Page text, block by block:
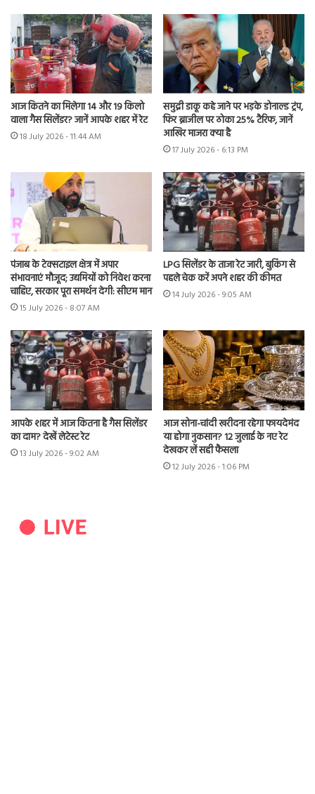
आज कितने का मिलेगा 14 और 19 किलो
वाला गैस सिलेंडर? जानें आपके शहर में रेट
18 July 2026 - 11:44 AM
समुद्री डाकू कहे जाने पर भड़के डोनाल्ड ट्रंप,
फिर ब्राजील पर ठोका 25% टैरिफ, जानें
आखिर माजरा क्या है
17 July 2026 - 6:13 PM
पंजाब के टेक्सटाइल क्षेत्र में अपार
संभावनाएं मौजूद; उद्यमियों को निवेश करना
चाहिए, सरकार पूरा समर्थन देगी: सीएम मान
15 July 2026 - 8:07 AM
LPG सिलेंडर के ताजा रेट जारी, बुकिंग से
पहले चेक करें अपने शहर की कीमत
14 July 2026 - 9:05 AM
आपके शहर में आज कितना है गैस सिलेंडर
का दाम? देखें लेटेस्ट रेट
13 July 2026 - 9:02 AM
आज सोना-चांदी खरीदना रहेगा फायदेमंद
या होगा नुकसान? 12 जुलाई के नए रेट
देखकर लें सही फैसला
12 July 2026 - 1:06 PM